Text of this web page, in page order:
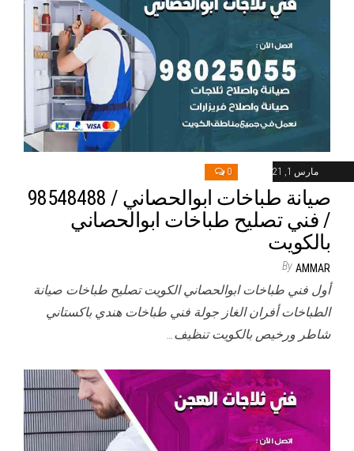
مارس 1, 2021 0
صيانة طباخات ابوالحصاني / 98548488
/ فني تصليح طباخات ابوالحصاني
بالكويت
By AMMAR
أول فني طباخات ابوالحصاني الكويت تصليح طباخات صيانة
الطباخات أفران الغاز جولة فني طباخات هندي باكستاني
شاطر ورخيص بالكويت تنظيف…